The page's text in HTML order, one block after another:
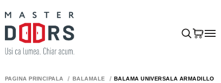
PAGINA PRINCIPALĂ BALAMALE BALAMA UNIVERSALĂ ARMADILLO